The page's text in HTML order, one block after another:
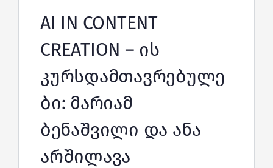
AI IN CONTENT
CREATION – ის
კურსდამთავრებულე
ბი: მარიამ
ბენაშვილი და ანა
არშილავა